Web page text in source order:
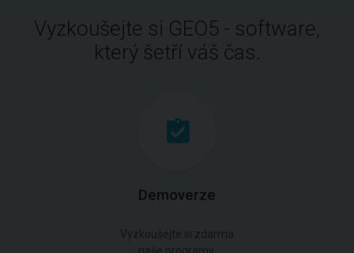
Vyzkoušejte si GEO5 - software,
který šetří váš čas.
Demoverze
Vyzkoušejte si zdarma
naše programy.